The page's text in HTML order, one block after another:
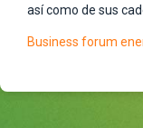
así como de sus
Business forum